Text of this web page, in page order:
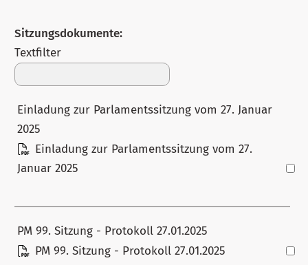
Sitzungsdokumente:
Textfilter
Einladung zur Parlamentssitzung vom 27. Januar
2025
Einladung zur Parlamentssitzung vom 27.
Januar 2025
PM 99. Sitzung - Protokoll 27.01.2025
PM 99. Sitzung - Protokoll 27.01.2025